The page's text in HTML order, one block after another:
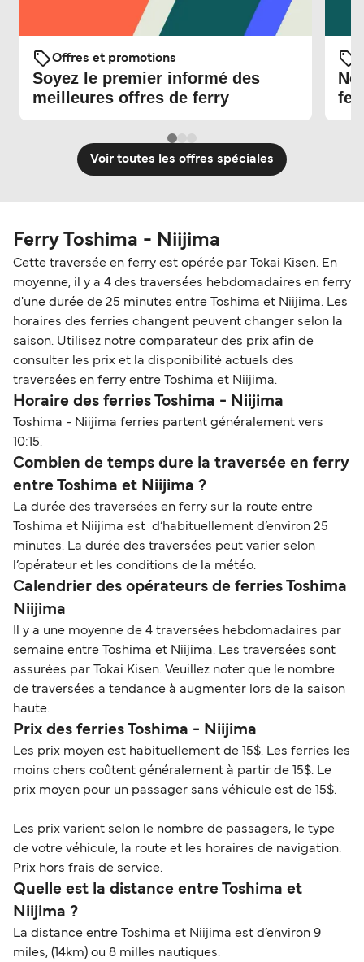
Offres et promotions
Soyez le premier informé des
meilleures offres de ferry
Voir toutes les offres spéciales
Ferry Toshima - Niijima
Cette traversée en ferry est opérée par Tokai Kisen. En
moyenne, il y a 4 des traversées hebdomadaires en ferry
d'une durée de 25 minutes entre Toshima et Niijima. Les
horaires des ferries changent peuvent changer selon la
saison. Utilisez notre comparateur des prix afin de
consulter les prix et la disponibilité actuels des
traversées en ferry entre Toshima et Niijima.
Horaire des ferries Toshima - Niijima
Toshima - Niijima ferries partent généralement vers
10:15.
Combien de temps dure la traversée en ferry
entre Toshima et Niijima ?
La durée des traversées en ferry sur la route entre
Toshima et Niijima est d’habituellement d’environ 25
minutes. La durée des traversées peut varier selon
l’opérateur et les conditions de la météo.
Calendrier des opérateurs de ferries Toshima
Niijima
Il y a une moyenne de 4 traversées hebdomadaires par
semaine entre Toshima et Niijima. Les traversées sont
assurées par Tokai Kisen. Veuillez noter que le nombre
de traversées a tendance à augmenter lors de la saison
haute.
Prix des ferries Toshima - Niijima
Les prix moyen est habituellement de 15$. Les ferries les
moins chers coûtent généralement à partir de 15$. Le
prix moyen pour un passager sans véhicule est de 15$.
Les prix varient selon le nombre de passagers, le type
de votre véhicule, la route et les horaires de navigation.
Prix hors frais de service.
Quelle est la distance entre Toshima et
Niijima ?
La distance entre Toshima et Niijima est d’environ 9
miles, (14km) ou 8 milles nautiques.